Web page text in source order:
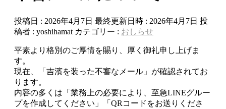
投稿日 : 2026年4月7日 最終更新日時 : 2026年4月7日 投
稿者 : yoshihamat カテゴリー : おしらせ
平素より格別のご厚情を賜り、厚く御礼申し上げま
す。
現在、「吉濱を装った不審なメール」が確認されてお
ります。
内容の多くは「業務上の必要により、至急LINEグルー
プを作成してください」「QRコードをお送りくださ